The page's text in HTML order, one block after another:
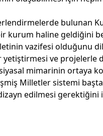
bulunan
kurum haline geldiğini
vazifesi olduğunu
yetiştirmesi ve
mimarinin ortaya
Milletler sistemi
edilmesi gerektiğini